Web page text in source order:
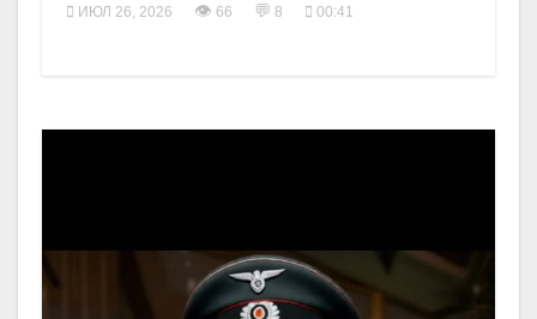
ИЮЛ 26, 2026 👁 66 💬 8 00:41